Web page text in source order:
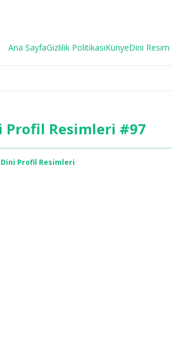
Ana SayfaGizlilik PolitikasıKünyeDini
Profil Resimleri #97
Dini Profil Resimleri